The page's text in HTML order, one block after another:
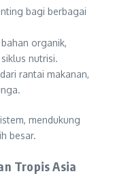
bagi berbagai
organik,
nutrisi.
rantai makanan,
mendukung
besar.
Tropis Asia